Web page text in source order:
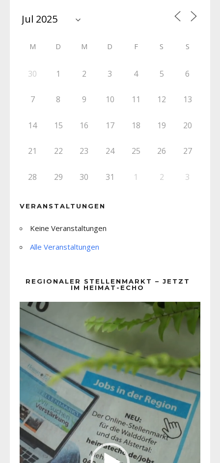
M D M D F S S
30 1 2 3 4 5 6
7 8 9 10 11 12 13
14 15 16 17 18 19 20
21 22 23 24 25 26 27
28 29 30 31 1 2 3
VERANSTALTUNGEN
Keine Veranstaltungen
Alle Veranstaltungen
REGIONALER STELLENMARKT – JETZT
IM HEIMAT-ECHO
Player